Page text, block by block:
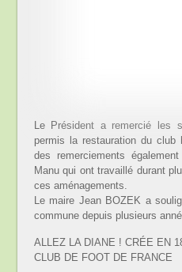
Le Président a remercié les
permis la restauration du club
des remerciements
Manu qui ont travaillé durant
ces aménagements.
Le maire Jean BOZEK a
commune depuis plusieurs
ALLEZ LA DIANE ! CRÉE EN
CLUB DE FOOT DE FRANCE